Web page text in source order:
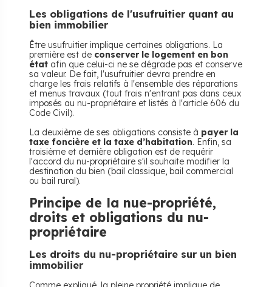
Les obligations de l'usufruitier quant au
bien immobilier
Être usufruitier implique certaines obligations. La
première est de conserver le logement en bon
état afin que celui-ci ne se dégrade pas et conserve
sa valeur. De fait, l'usufruitier devra prendre en
charge les frais relatifs à l'ensemble des réparations
et menus travaux (tout frais n'entrant pas dans ceux
imposés au nu-propriétaire et listés à l'article 606 du
Code Civil).
La deuxième de ses obligations consiste à payer la
taxe foncière et la taxe d’habitation. Enfin, sa
troisième et dernière obligation est de requérir
l'accord du nu-propriétaire s'il souhaite modifier la
destination du bien (bail classique, bail commercial
ou bail rural).
Principe de la nue-propriété,
droits et obligations du nu-
propriétaire
Les droits du nu-propriétaire sur un bien
immobilier